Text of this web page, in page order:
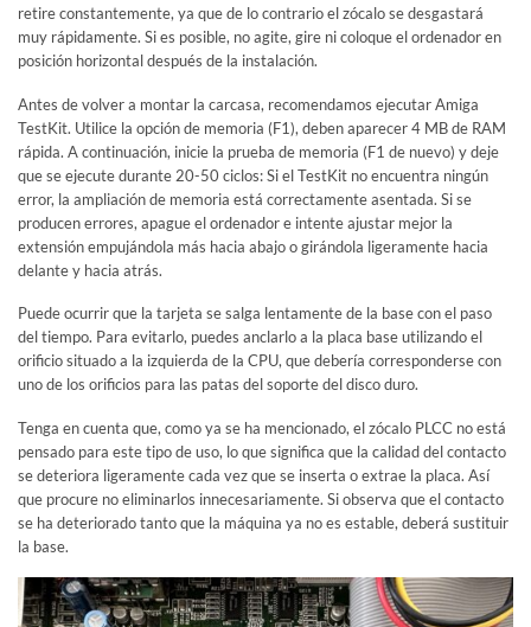
retire constantemente, ya que de lo contrario el zócalo se desgastará
muy rápidamente. Si es posible, no agite, gire ni coloque el ordenador en
posición horizontal después de la instalación.
Antes de volver a montar la carcasa, recomendamos ejecutar Amiga
TestKit. Utilice la opción de memoria (F1), deben aparecer 4 MB de RAM
rápida. A continuación, inicie la prueba de memoria (F1 de nuevo) y deje
que se ejecute durante 20-50 ciclos: Si el TestKit no encuentra ningún
error, la ampliación de memoria está correctamente asentada. Si se
producen errores, apague el ordenador e intente ajustar mejor la
extensión empujándola más hacia abajo o girándola ligeramente hacia
delante y hacia atrás.
Puede ocurrir que la tarjeta se salga lentamente de la base con el paso
del tiempo. Para evitarlo, puedes anclarlo a la placa base utilizando el
orificio situado a la izquierda de la CPU, que debería corresponderse con
uno de los orificios para las patas del soporte del disco duro.
Tenga en cuenta que, como ya se ha mencionado, el zócalo PLCC no está
pensado para este tipo de uso, lo que significa que la calidad del contacto
se deteriora ligeramente cada vez que se inserta o extrae la placa. Así
que procure no eliminarlos innecesariamente. Si observa que el contacto
se ha deteriorado tanto que la máquina ya no es estable, deberá sustituir
la base.